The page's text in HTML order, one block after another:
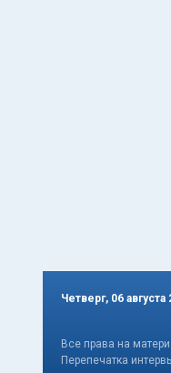
Четверг, 06 августа
Все права на
Перепечатка